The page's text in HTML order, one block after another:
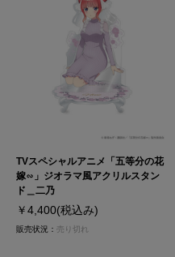
TVスペシャルアニメ「五等分の花
嫁∽」ジオラマ風アクリルスタン
ド＿二乃
￥4,400(税込み)
販売状況： 売り切れ